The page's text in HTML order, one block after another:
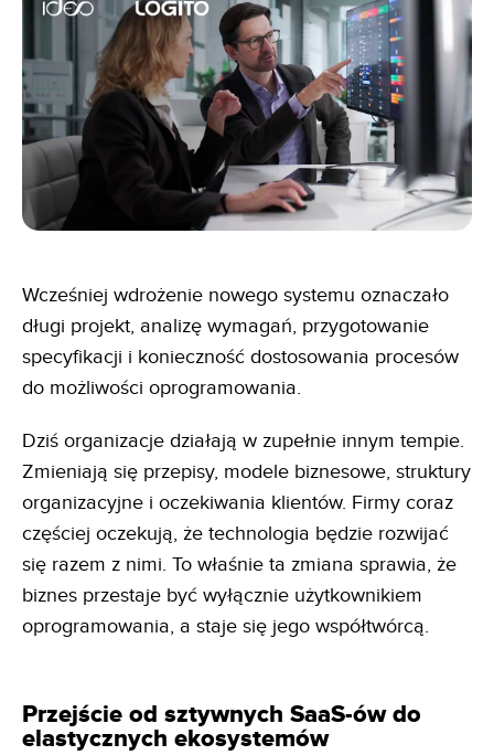
Wcześniej wdrożenie nowego systemu oznaczało
długi projekt, analizę wymagań, przygotowanie
specyfikacji i konieczność dostosowania procesów
do możliwości oprogramowania.
Dziś organizacje działają w zupełnie innym tempie.
Zmieniają się przepisy, modele biznesowe, struktury
organizacyjne i oczekiwania klientów. Firmy coraz
częściej oczekują, że technologia będzie rozwijać
się razem z nimi. To właśnie ta zmiana sprawia, że
biznes przestaje być wyłącznie użytkownikiem
oprogramowania, a staje się jego współtwórcą.
Przejście od sztywnych SaaS-ów do
elastycznych ekosystemów